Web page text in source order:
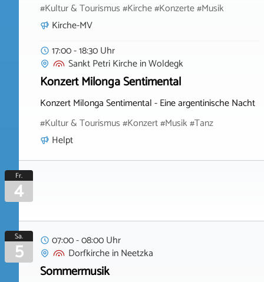
#Kultur & Tourismus #Kirche #Konzerte #Musik
Kirche-MV
17:00 - 18:30 Uhr
Sankt Petri KircheinWoldegk
Konzert Milonga Sentimental
Konzert Milonga Sentimental - Eine argentinische Nacht
#Kultur & Tourismus #Konzert #Musik #Tanz
Helpt
Fr.
4
Sa.
5
07:00 - 08:00 Uhr
DorfkircheinNeetzka
Sommermusik